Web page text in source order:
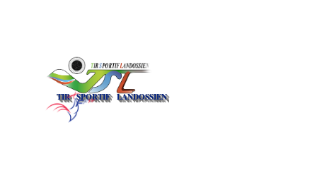
TIR   SPORTIF   LANDOSSIEN